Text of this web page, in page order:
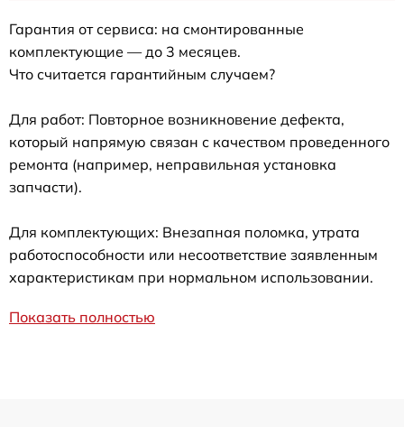
Гарантия от сервиса: на смонтированные
комплектующие — до 3 месяцев.
Что считается гарантийным случаем?
Для работ: Повторное возникновение дефекта,
который напрямую связан с качеством проведенного
ремонта (например, неправильная установка
запчасти).
Для комплектующих: Внезапная поломка, утрата
работоспособности или несоответствие заявленным
характеристикам при нормальном использовании.
Показать полностью